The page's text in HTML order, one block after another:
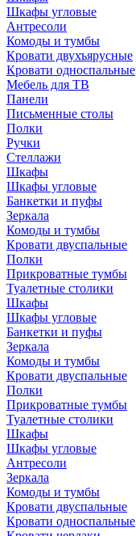
Шкафы угловые
Антресоли
Комоды и тумбы
Кровати двухъярусные
Кровати односпальные
Мебель для ТВ
Панели
Письменные столы
Полки
Ручки
Стеллажи
Шкафы
Шкафы угловые
Банкетки и пуфы
Зеркала
Комоды и тумбы
Кровати двуспальные
Полки
Прикроватные тумбы
Туалетные столики
Шкафы
Шкафы угловые
Банкетки и пуфы
Зеркала
Комоды и тумбы
Кровати двуспальные
Полки
Прикроватные тумбы
Туалетные столики
Шкафы
Шкафы угловые
Антресоли
Зеркала
Комоды и тумбы
Кровати двуспальные
Кровати односпальные